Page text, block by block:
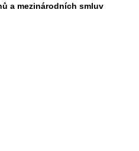
a mezinárodních smluv